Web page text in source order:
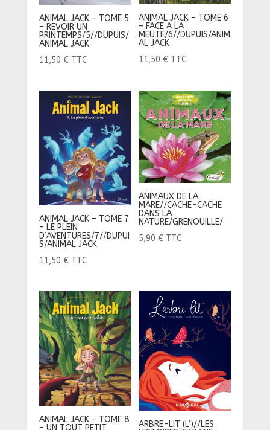
ANIMAL JACK – TOME 5
– REVOIR UN
PRINTEMPS/5//DUPUIS/
ANIMAL JACK
11,50 € TTC
ANIMAL JACK – TOME 6
– FACE A LA
MEUTE/6//DUPUIS/ANIM
AL JACK
11,50 € TTC
ANIMAL JACK – TOME 7
– LE PLEIN
D’AVENTURES/7//DUPUI
S/ANIMAL JACK
11,50 € TTC
ANIMAUX DE LA
MARE//CACHE-CACHE
DANS LA
NATURE/GRENOUILLE/
5,90 € TTC
ANIMAL JACK – TOME 8
ARBRE-LIT (L’)//LES